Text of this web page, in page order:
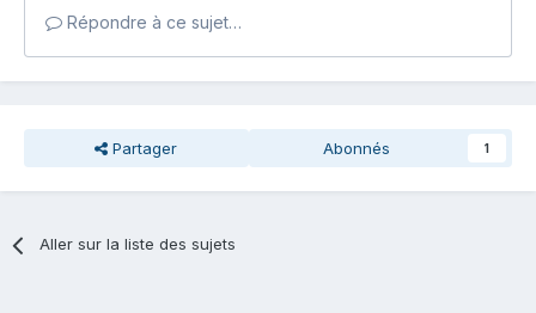
Répondre à ce sujet…
Partager Abonnés 1
Aller sur la liste des sujets